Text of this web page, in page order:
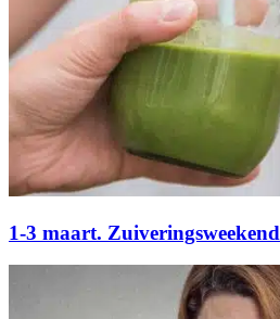
1-3 maart. Zuiveringsweekend